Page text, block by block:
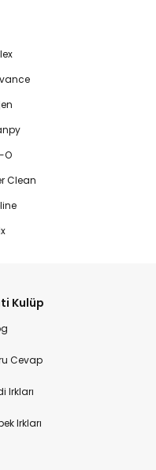
O
Clean
Kulüp
Cevap
Irkları
Irkları